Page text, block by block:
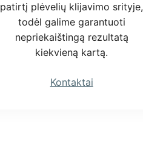
patirtį plėvelių klijavimo srityje,
todėl galime garantuoti
nepriekaištingą rezultatą
kiekvieną kartą.
Kontaktai